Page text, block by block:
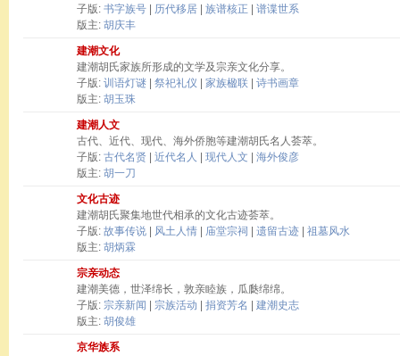
子版: 书字族号 历代移居 族谱核正
谱谍世系
版主: 胡庆丰
建潮文化
建潮胡氏家族所形成的文学及宗亲文化分享。
子版: 训语灯谜 祭祀礼仪 家族楹联
诗书画章
版主: 胡玉珠
建潮人文
古代、近代、现代、海外侨胞等建潮胡氏名人荟萃。
子版: 古代名贤 近代名人 现代人文
海外俊彦
版主: 胡一刀
文化古迹
建潮胡氏聚集地世代相承的文化古迹荟萃。
子版: 故事传说 风土人情 庙堂宗祠 遗留古迹
祖墓风水
版主: 胡炳霖
宗亲动态
建潮美德，世泽绵长，敦亲睦族，瓜瓞绵绵。
子版: 宗亲新闻 宗族活动 捐资芳名
建潮史志
版主: 胡俊雄
京华族系